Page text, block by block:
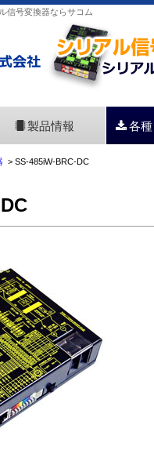
信号変換器ならサコム
製品情報 各
> SS-485iW-BRC-DC